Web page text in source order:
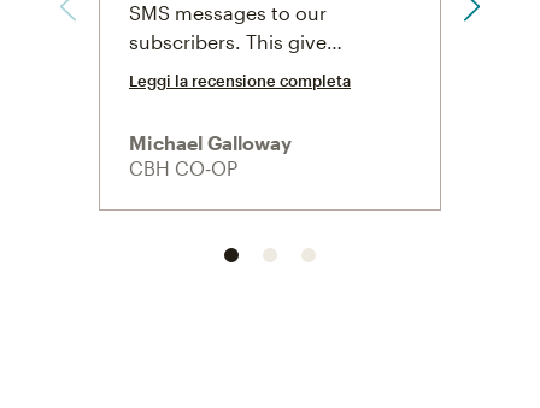
SMS messages to our
subscribers. This give…
Leggi la recensione completa
Michael Galloway
CBH CO‑OP